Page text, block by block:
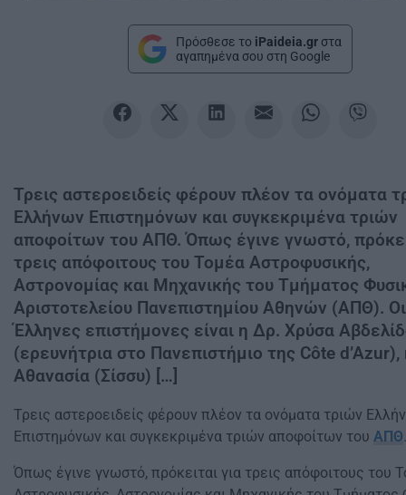
Πρόσθεσε το iPaideia.gr στα
αγαπημένα σου στη Google
Τρεις αστεροειδείς φέρουν πλέον τα ονόματα
Ελλήνων Επιστημόνων και συγκεκριμένα τριών
αποφοίτων του ΑΠΘ. Όπως έγινε γνωστό,
τρεις απόφοιτους του Τομέα Αστροφυσικής,
Αστρονομίας και Μηχανικής του Τμήματος
Αριστοτελείου Πανεπιστημίου Αθηνών (ΑΠΘ).
Έλληνες επιστήμονες είναι η Δρ. Χρύσα
(ερευνήτρια στο Πανεπιστήμιο της Côte
Αθανασία (Σίσσυ) […]
Τρεις αστεροειδείς φέρουν πλέον τα ονόματα τριών
Επιστημόνων και συγκεκριμένα τριών αποφοίτων του ΑΠΘ.
Όπως έγινε γνωστό, πρόκειται για τρεις απόφοιτους του